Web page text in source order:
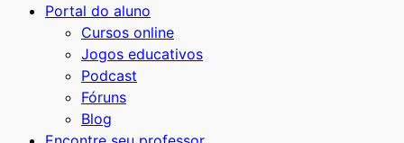
Portal do aluno
Cursos online
Jogos educativos
Podcast
Fóruns
Blog